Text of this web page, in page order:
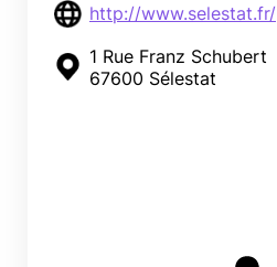
http://www.selestat.fr/
1 Rue Franz Schubert
67600 Sélestat